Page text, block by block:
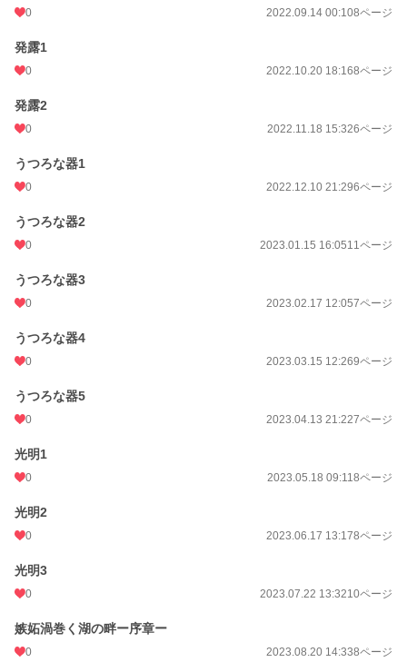
0 2022.09.14 00:108ページ
発露1
0 2022.10.20 18:168ページ
発露2
0 2022.11.18 15:326ページ
うつろな器1
0 2022.12.10 21:296ページ
うつろな器2
0 2023.01.15 16:0511ページ
うつろな器3
0 2023.02.17 12:057ページ
うつろな器4
0 2023.03.15 12:269ページ
うつろな器5
0 2023.04.13 21:227ページ
光明1
0 2023.05.18 09:118ページ
光明2
0 2023.06.17 13:178ページ
光明3
0 2023.07.22 13:3210ページ
嫉妬渦巻く湖の畔ー序章ー
0 2023.08.20 14:338ページ